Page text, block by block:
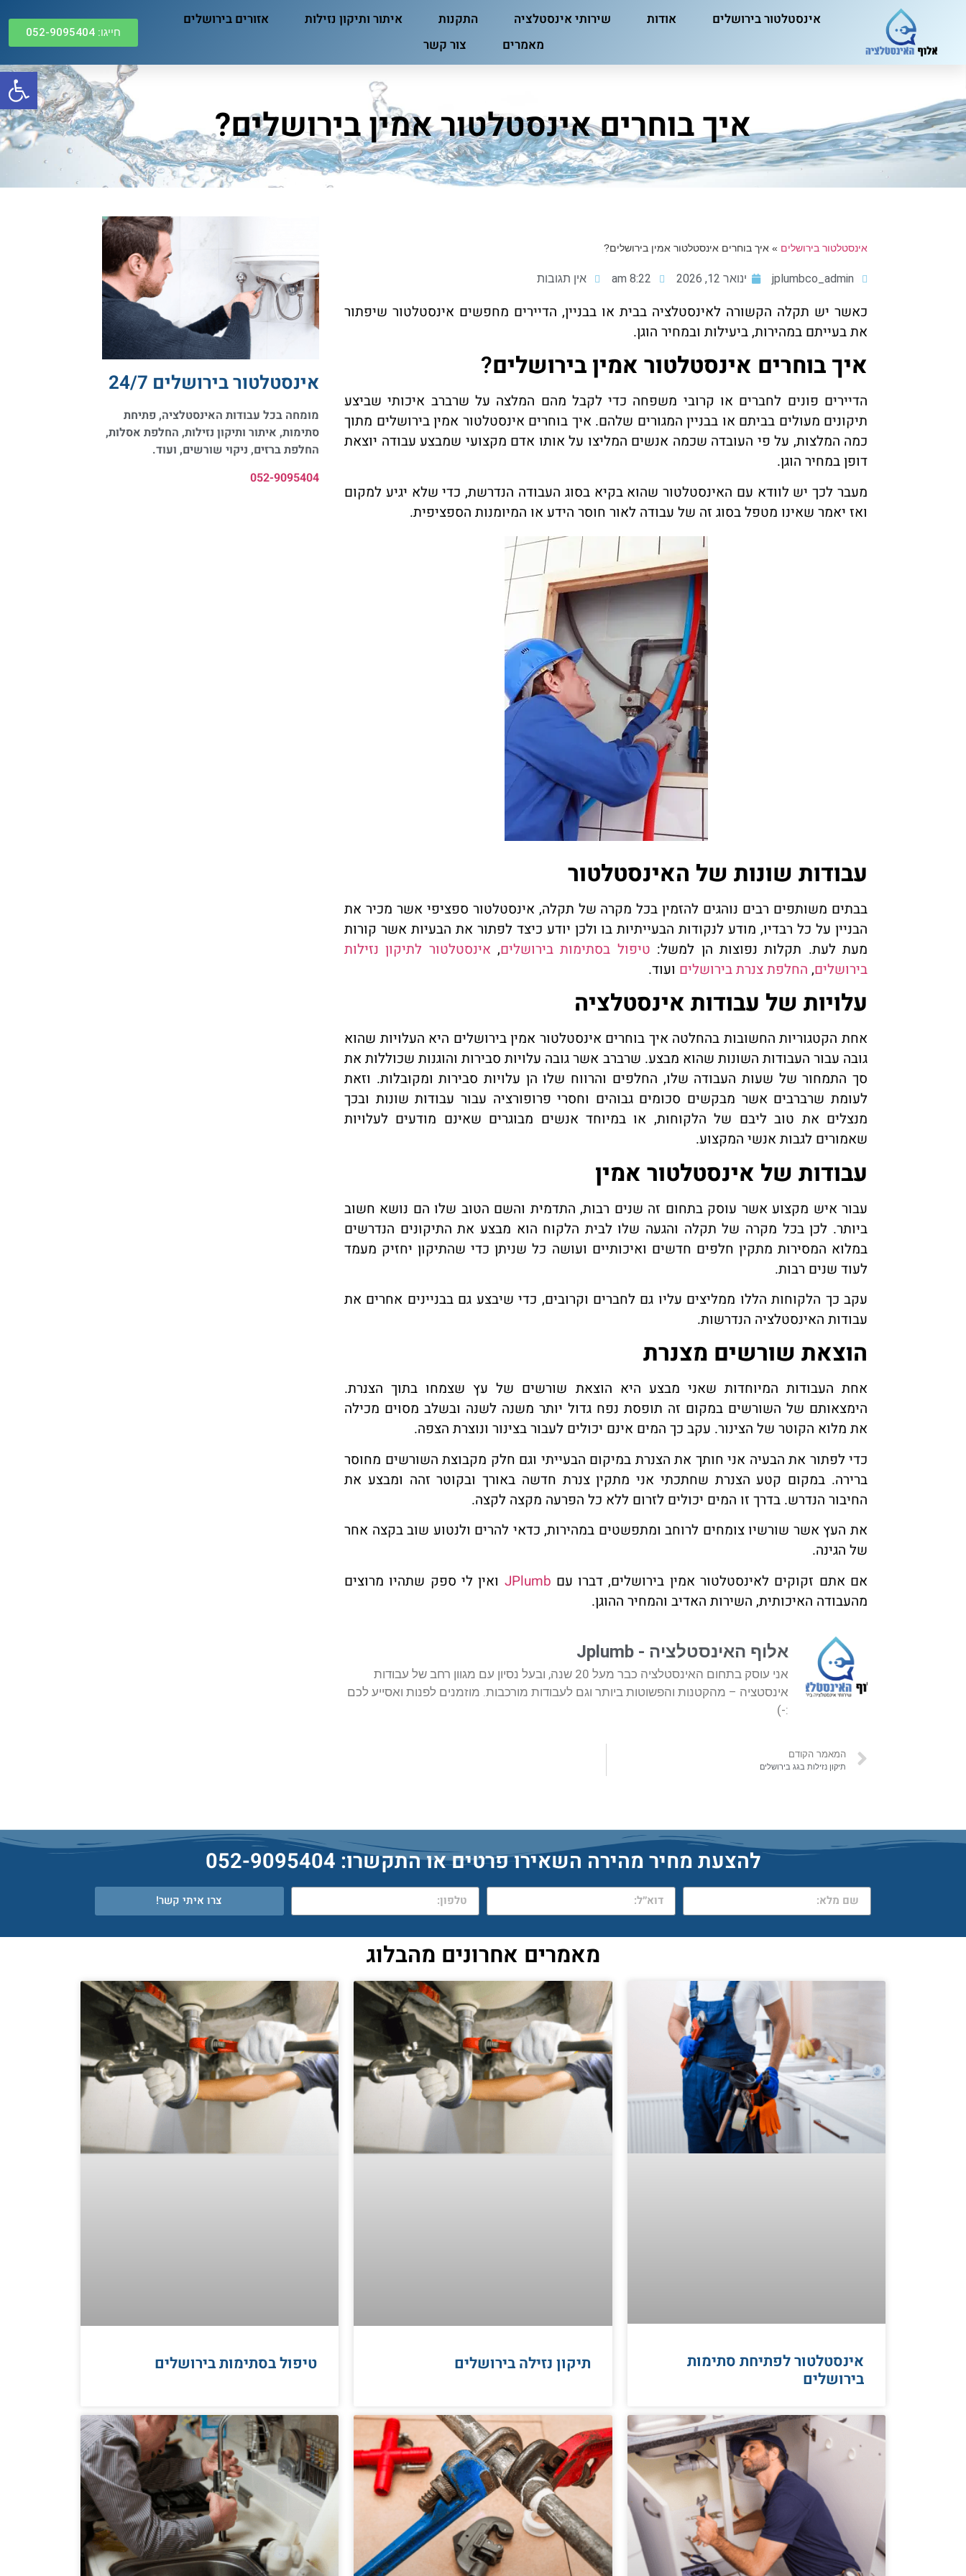
אינסטלטור בירושלים אודות שירותי אינסטלציה התקנות איתור ותיקון נזילות
אזורים בירושלים
מאמרים
צור קשר
חייגו: 052-9095404
איך בוחרים אינסטלטור אמין בירושלים?
אינסטלטור בירושלים » איך בוחרים אינסטלטור אמין בירושלים?
jplumbco_admin ינואר 12, 2026 8:22 am אין תגובות
כאשר יש תקלה הקשורה לאינסטלציה בבית או בבניין, הדיירים מחפשים אינסטלטור שיפתור
את בעייתם במהירות, ביעילות ובמחיר הוגן.
איך בוחרים אינסטלטור אמין בירושלים?
הדיירים פונים לחברים או קרובי משפחה כדי לקבל מהם המלצה על שרברב איכותי שביצע
תיקונים מעולים בביתם או בבניין המגורים שלהם. איך בוחרים אינסטלטור אמין בירושלים מתוך
כמה המלצות, על פי העובדה שכמה אנשים המליצו על אותו אדם מקצועי שמבצע עבודה יוצאת
דופן במחיר הוגן.
מעבר לכך יש לוודא עם האינסטלטור שהוא בקיא בסוג העבודה הנדרשת, כדי שלא יגיע למקום
ואז יאמר שאינו מטפל בסוג זה של עבודה לאור חוסר הידע או המיומנות הספציפית.
עבודות שונות של האינסטלטור
בבתים משותפים רבים נוהגים להזמין בכל מקרה של תקלה, אינסטלטור ספציפי אשר מכיר את
הבניין על כל רבדיו, מודע לנקודות הבעייתיות בו ולכן יודע כיצד לפתור את הבעיות אשר קורות
מעת לעת. תקלות נפוצות הן למשל: טיפול בסתימות בירושלים, אינסטלטור לתיקון נזילות
בירושלים, החלפת צנרת בירושלים ועוד.
עלויות של עבודות אינסטלציה
אחת הקטגוריות החשובות בהחלטה איך בוחרים אינסטלטור אמין בירושלים היא העלויות שהוא
גובה עבור העבודות השונות שהוא מבצע. שרברב אשר גובה עלויות סבירות והוגנות שכוללות את
סך התמחור של שעות העבודה שלו, החלפים והרווח שלו הן עלויות סבירות ומקובלות. וזאת
לעומת שרברבים אשר מבקשים סכומים גבוהים וחסרי פרופורציה עבור עבודות שונות ובכך
מנצלים את טוב ליבם של הלקוחות, או במיוחד אנשים מבוגרים שאינם מודעים לעלויות
שאמורים לגבות אנשי המקצוע.
עבודות של אינסטלטור אמין
עבור איש מקצוע אשר עוסק בתחום זה שנים רבות, התדמית והשם הטוב שלו הם נושא חשוב
ביותר. לכן בכל מקרה של תקלה והגעה שלו לבית הלקוח הוא מבצע את התיקונים הנדרשים
במלוא המסירות מתקין חלפים חדשים ואיכותיים ועושה כל שניתן כדי שהתיקון יחזיק מעמד
לעוד שנים רבות.
עקב כך הלקוחות הללו ממליצים עליו גם לחברים וקרובים, כדי שיבצע גם בבניינים אחרים את
עבודות האינסטלציה הנדרשות.
הוצאת שורשים מצנרת
אחת העבודות המיוחדות שאני מבצע היא הוצאת שורשים של עץ שצמחו בתוך הצנרת.
הימצאותם של השורשים במקום זה תופסת נפח גדול יותר משנה לשנה ובשלב מסוים מכילה
את מלוא הקוטר של הצינור. עקב כך המים אינם יכולים לעבור בצינור ונוצרת הצפה.
כדי לפתור את הבעיה אני חותך את הצנרת במיקום הבעייתי וגם חלק מקבוצת השורשים מחוסר
ברירה. במקום קטע הצנרת שחתכתי אני מתקין צנרת חדשה באורך ובקוטר זהה ומבצע את
החיבור הנדרש. בדרך זו המים יכולים לזרום ללא כל הפרעה מקצה לקצה.
את העץ אשר שורשיו צומחים לרוחב ומתפשטים במהירות, כדאי להרים ולנטוע שוב בקצה אחר
של הגינה.
אם אתם זקוקים לאינסטלטור אמין בירושלים, דברו עם JPlumb ואין לי ספק שתהיו מרוצים
מהעבודה האיכותית, השירות האדיב והמחיר ההוגן.
אלוף האינסטלציה - Jplumb
אני עוסק בתחום האינסטלציה כבר מעל 20 שנה, ובעל נסיון עם מגוון רחב של עבודות
אינסטציה – מהקטנות והפשוטות ביותר וגם לעבודות מורכבות. מוזמנים לפנות ואסייע לכם
:-)
המאמר הקודם
תיקון נזילות בגג בירושלים
אינסטלטור בירושלים 24/7
מומחה בכל עבודות האינסטלציה, פתיחת
סתימות, איתור ותיקון נזילות, החלפת אסלות,
החלפת ברזים, ניקוי שורשים, ועוד.
052-9095404
להצעת מחיר מהירה השאירו פרטים או התקשרו: 052-9095404
צרו איתי קשר!
מאמרים אחרונים מהבלוג
אינסטלטור לפתיחת סתימות
בירושלים
תיקון נזילה בירושלים טיפול בסתימות בירושלים